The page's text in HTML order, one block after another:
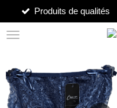
Passer
au
contenu
Produits de qualités